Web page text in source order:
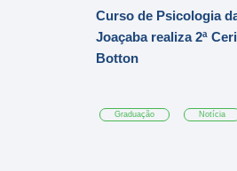
Curso de Psicologia
Joaçaba realiza 2ª
Botton
Graduação Notícia